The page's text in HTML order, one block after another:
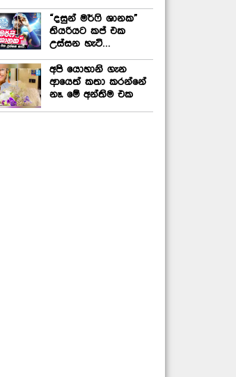
“දසුන් මර්ෆි ශානක”
තියරියට කප් එක
උස්සන හැටි…
අපි යොහානි ගැන
ආයෙත් කතා කරන්නේ
නෑ. මේ අන්තිම එක